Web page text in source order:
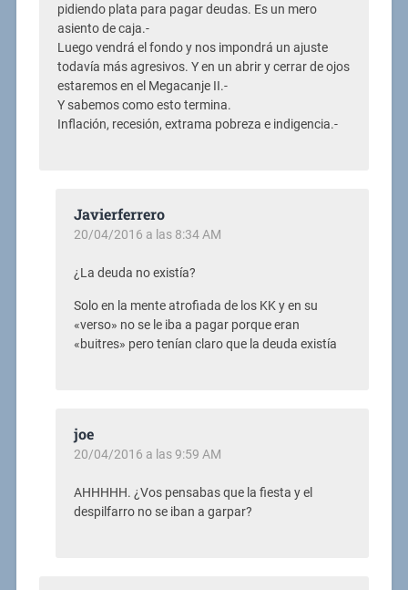
pidiendo plata para pagar deudas. Es un mero
asiento de caja.-
Luego vendrá el fondo y nos impondrá un ajuste
todavía más agresivos. Y en un abrir y cerrar de ojos
estaremos en el Megacanje II.-
Y sabemos como esto termina.
Inflación, recesión, extrama pobreza e indigencia.-
Javierferrero
20/04/2016 a las 8:34 AM
¿La deuda no existía?
Solo en la mente atrofiada de los KK y en su
«verso» no se le iba a pagar porque eran
«buitres» pero tenían claro que la deuda existía
joe
20/04/2016 a las 9:59 AM
AHHHHH. ¿Vos pensabas que la fiesta y el
despilfarro no se iban a garpar?